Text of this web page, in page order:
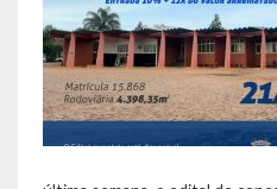
Despesas
Arrecadação
Diárias